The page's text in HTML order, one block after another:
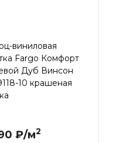
виниловая
Fargo Комфорт
Дуб Винсон
10 крашеная
₽/м2